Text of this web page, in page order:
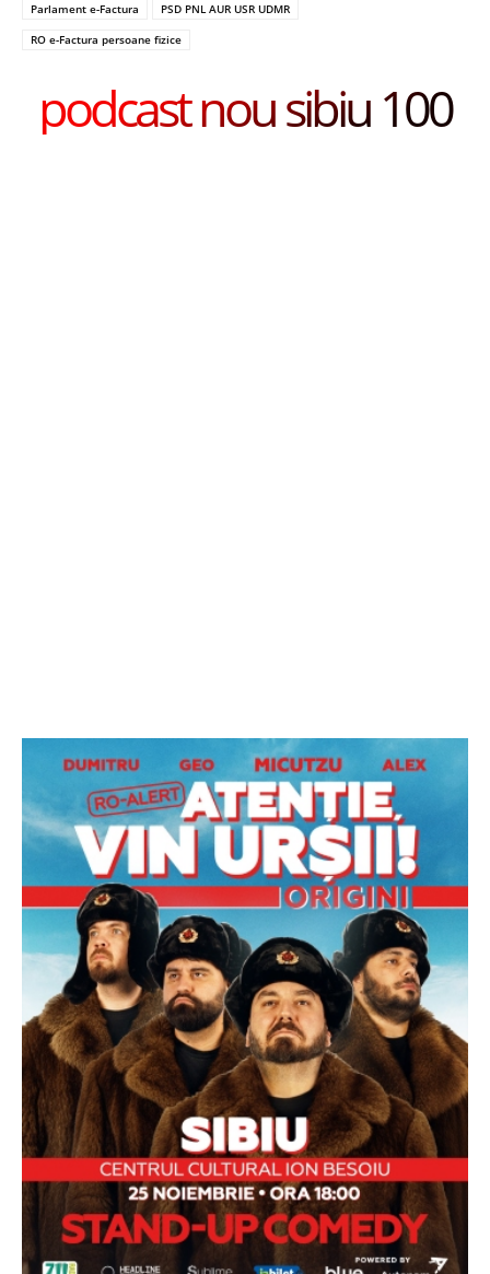
Parlament e-Factura
PSD PNL AUR USR UDMR
RO e-Factura persoane fizice
podcast nou sibiu 100